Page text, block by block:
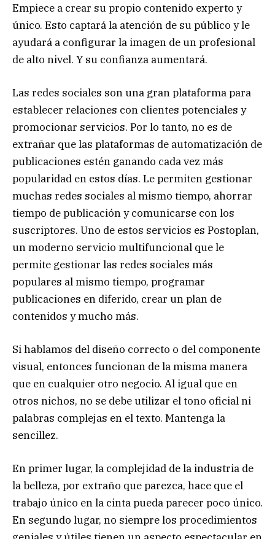
Empiece a crear su propio contenido experto y
único. Esto captará la atención de su público y le
ayudará a configurar la imagen de un profesional
de alto nivel. Y su confianza aumentará.
Las redes sociales son una gran plataforma para
establecer relaciones con clientes potenciales y
promocionar servicios. Por lo tanto, no es de
extrañar que las plataformas de automatización de
publicaciones estén ganando cada vez más
popularidad en estos días. Le permiten gestionar
muchas redes sociales al mismo tiempo, ahorrar
tiempo de publicación y comunicarse con los
suscriptores. Uno de estos servicios es Postoplan,
un moderno servicio multifuncional que le
permite gestionar las redes sociales más
populares al mismo tiempo, programar
publicaciones en diferido, crear un plan de
contenidos y mucho más.
Si hablamos del diseño correcto o del componente
visual, entonces funcionan de la misma manera
que en cualquier otro negocio. Al igual que en
otros nichos, no se debe utilizar el tono oficial ni
palabras complejas en el texto. Mantenga la
sencillez.
En primer lugar, la complejidad de la industria de
la belleza, por extraño que parezca, hace que el
trabajo único en la cinta pueda parecer poco único.
En segundo lugar, no siempre los procedimientos